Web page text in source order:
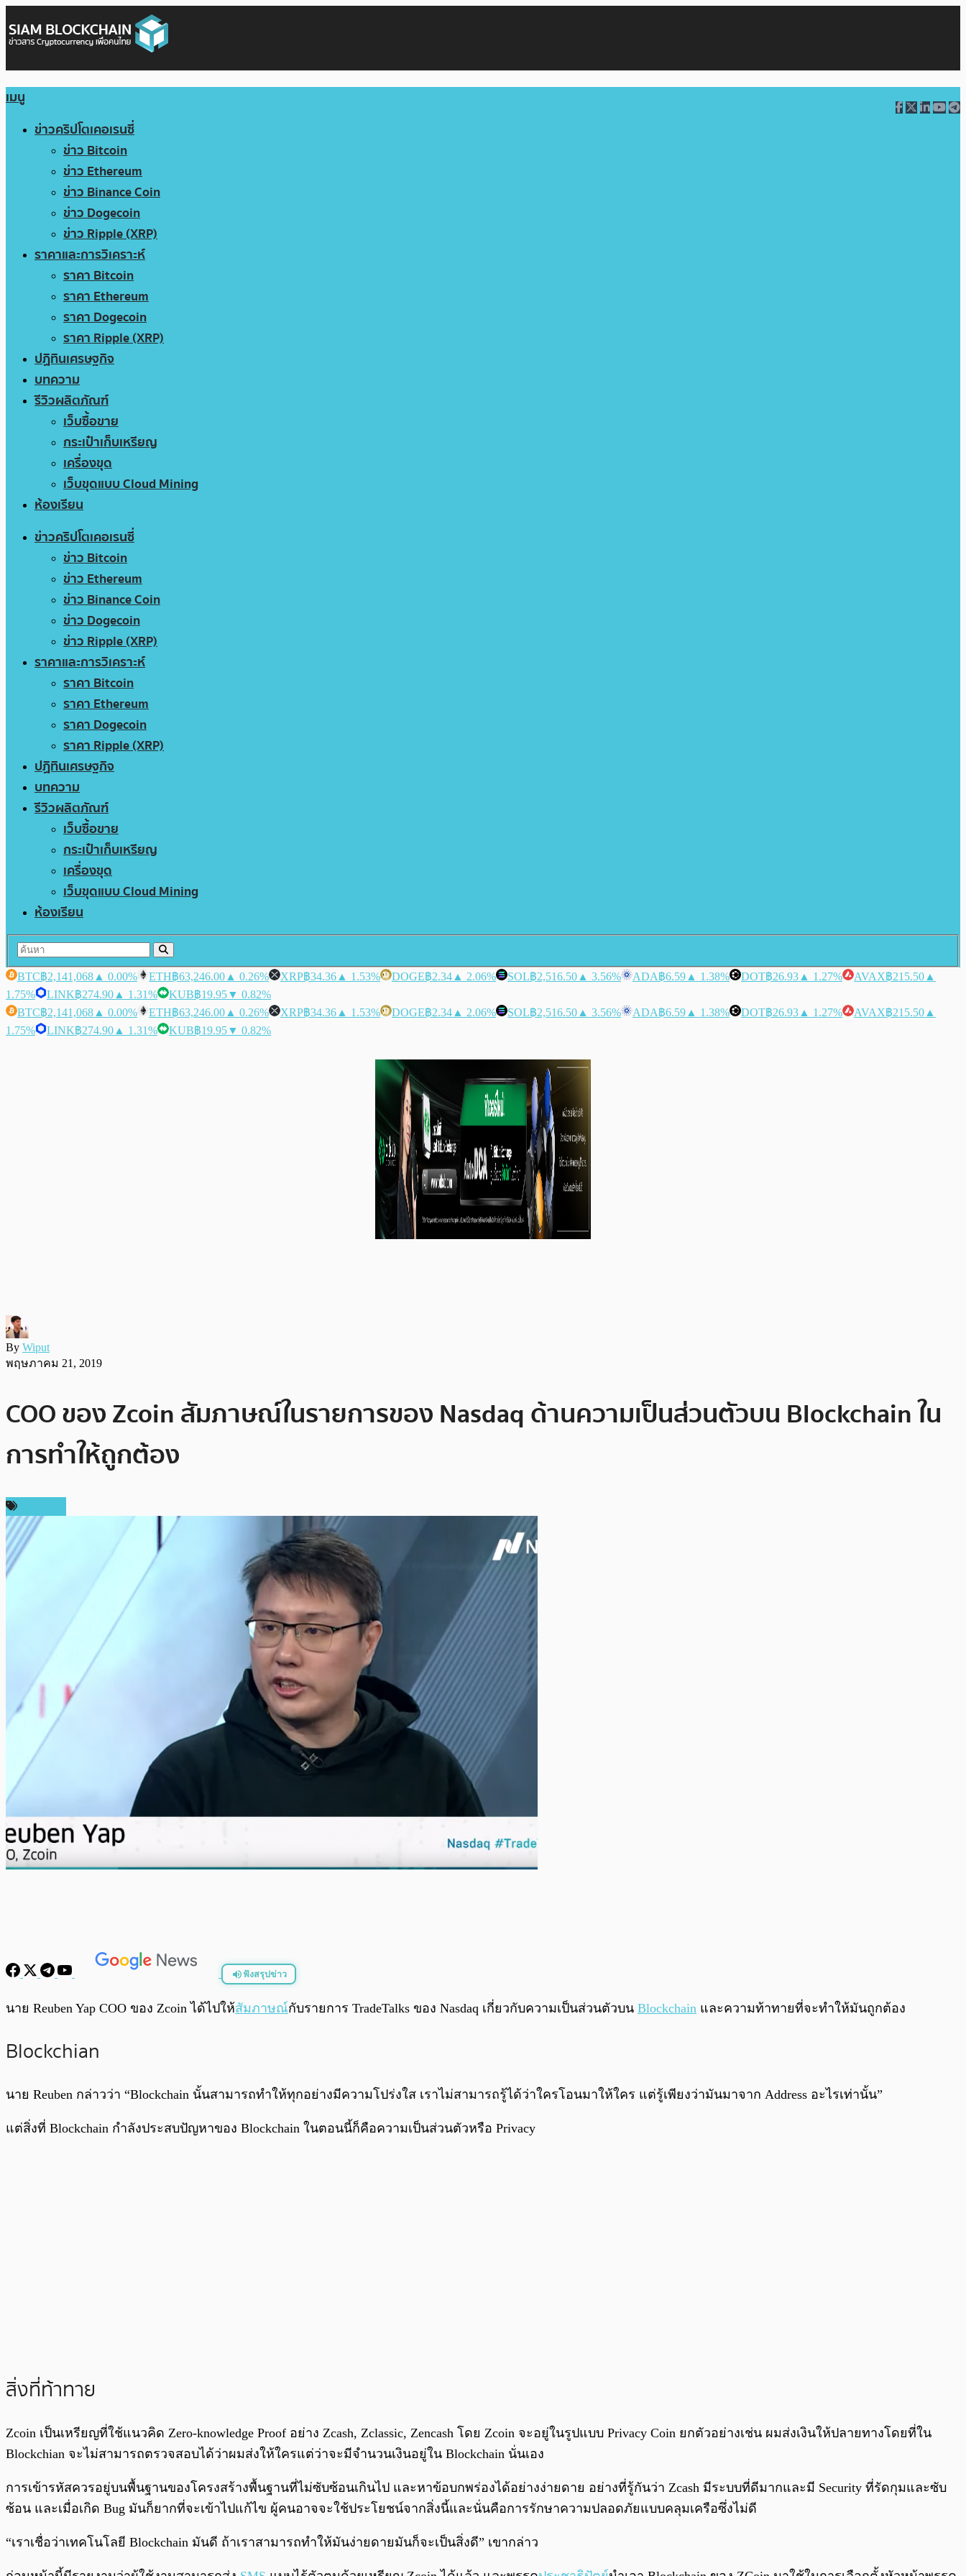
เมนู
ข่าวคริปโตเคอเรนซี่
ข่าว Bitcoin
ข่าว Ethereum
ข่าว Binance Coin
ข่าว Dogecoin
ข่าว Ripple (XRP)
ราคาและการวิเคราะห์
ราคา Bitcoin
ราคา Ethereum
ราคา Dogecoin
ราคา Ripple (XRP)
ปฏิทินเศรษฐกิจ
บทความ
รีวิวผลิตภัณฑ์
เว็บซื้อขาย
กระเป๋าเก็บเหรียญ
เครื่องขุด
เว็บขุดแบบ Cloud Mining
ห้องเรียน
ข่าวคริปโตเคอเรนซี่
ข่าว Bitcoin
ข่าว Ethereum
ข่าว Binance Coin
ข่าว Dogecoin
ข่าว Ripple (XRP)
ราคาและการวิเคราะห์
ราคา Bitcoin
ราคา Ethereum
ราคา Dogecoin
ราคา Ripple (XRP)
ปฏิทินเศรษฐกิจ
บทความ
รีวิวผลิตภัณฑ์
เว็บซื้อขาย
กระเป๋าเก็บเหรียญ
เครื่องขุด
เว็บขุดแบบ Cloud Mining
ห้องเรียน
BTC฿2,141,068 ▲ 0.00% ETH฿63,246.00 ▲ 0.26% XRP฿34.36 ▲ 1.53% DOGE฿2.34 ▲ 2.06% SOL฿2,516.50 ▲ 3.56% ADA฿6.59 ▲ 1.38% DOT฿26.93 ▲ 1.27% AVAX฿215.50 ▲
1.75%
LINK฿274.90 ▲ 1.31% KUB฿19.95▼ 0.82%
BTC฿2,141,068 ▲ 0.00% ETH฿63,246.00 ▲ 0.26% XRP฿34.36 ▲ 1.53% DOGE฿2.34 ▲ 2.06% SOL฿2,516.50 ▲ 3.56% ADA฿6.59 ▲ 1.38% DOT฿26.93 ▲ 1.27% AVAX฿215.50 ▲
1.75%
LINK฿274.90 ▲ 1.31% KUB฿19.95▼ 0.82%
By Wiput
พฤษภาคม 21, 2019
COO ของ Zcoin สัมภาษณ์ในรายการของ Nasdaq ด้านความเป็นส่วนตัวบน Blockchain ใน
การทำให้ถูกต้อง
ฟังสรุปข่าว
พร้อมเล่น /
นาย Reuben Yap COO ของ Zcoin ได้ไปให้สัมภาษณ์กับรายการ TradeTalks ของ Nasdaq เกี่ยวกับความเป็นส่วนตัวบน Blockchain และความท้าทายที่จะทำให้มันถูกต้อง
Blockchian
นาย Reuben กล่าวว่า “Blockchain นั้นสามารถทำให้ทุกอย่างมีความโปร่งใส เราไม่สามารถรู้ได้ว่าใครโอนมาให้ใคร แต่รู้เพียงว่ามันมาจาก Address อะไรเท่านั้น”
แต่สิ่งที่ Blockchain กำลังประสบปัญหาของ Blockchain ในตอนนี้ก็คือความเป็นส่วนตัวหรือ Privacy
สิ่งที่ท้าทาย
Zcoin เป็นเหรียญที่ใช้แนวคิด Zero-knowledge Proof อย่าง Zcash, Zclassic, Zencash โดย Zcoin จะอยู่ในรูปแบบ Privacy Coin ยกตัวอย่างเช่น ผมส่งเงินให้ปลายทางโดยที่ใน
Blockchian จะไม่สามารถตรวจสอบได้ว่าผมส่งให้ใครแต่ว่าจะมีจำนวนเงินอยู่ใน Blockchain นั่นเอง
การเข้ารหัสควรอยู่บนพื้นฐานของโครงสร้างพื้นฐานที่ไม่ซับซ้อนเกินไป และหาข้อบกพร่องได้อย่างง่ายดาย อย่างที่รู้กันว่า Zcash มีระบบที่ดีมากและมี Security ที่รัดกุมและซับ
ซ้อน และเมื่อเกิด Bug มันก็ยากที่จะเข้าไปแก้ไข ผู้คนอาจจะใช้ประโยชน์จากสิ่งนี้และนั่นคือการรักษาความปลอดภัยแบบคลุมเครือซึ่งไม่ดี
“เราเชื่อว่าเทคโนโลยี Blockchain มันดี ถ้าเราสามารถทำให้มันง่ายดายมันก็จะเป็นสิ่งดี” เขากล่าว